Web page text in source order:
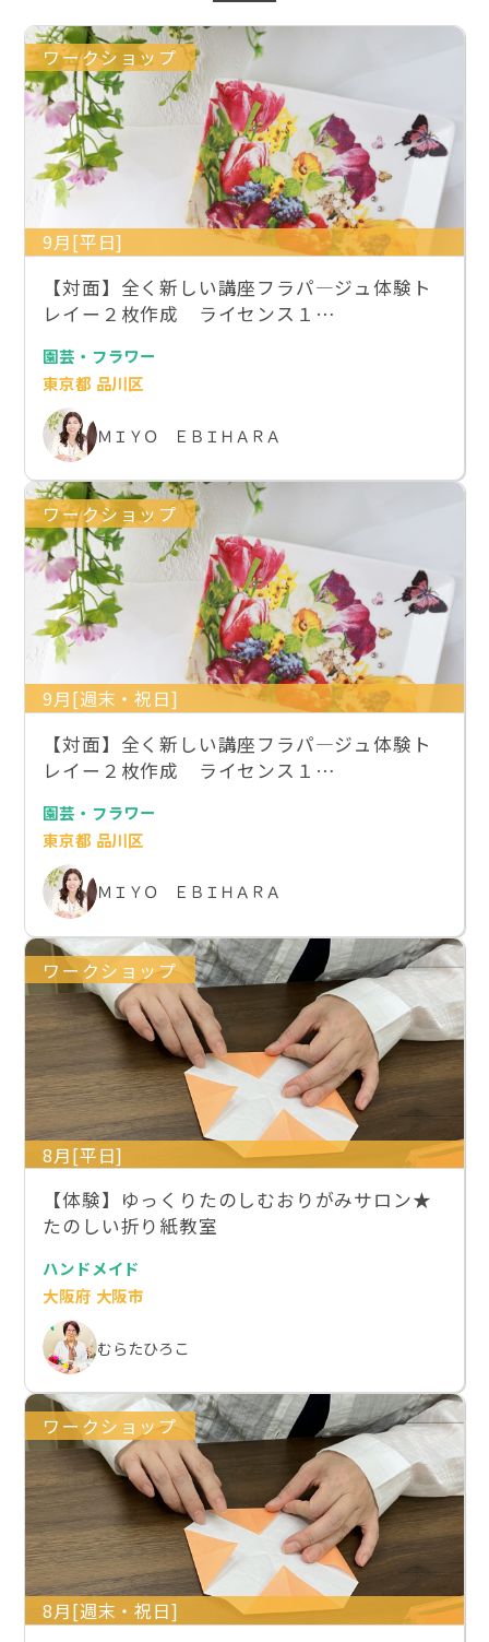
ワークショップ
9月[平日]
【対面】全く新しい講座フラパ―ジュ体験ト
レイー２枚作成 ライセンス１…
園芸・フラワー
東京都 品川区
ＭＩＹＯ ＥＢＩＨＡＲＡ
ワークショップ
9月[週末・祝日]
【対面】全く新しい講座フラパ―ジュ体験ト
レイー２枚作成 ライセンス１…
園芸・フラワー
東京都 品川区
ＭＩＹＯ ＥＢＩＨＡＲＡ
ワークショップ
8月[平日]
【体験】ゆっくりたのしむおりがみサロン★
たのしい折り紙教室
ハンドメイド
大阪府 大阪市
むらたひろこ
ワークショップ
8月[週末・祝日]